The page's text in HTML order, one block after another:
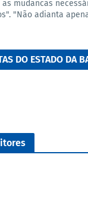
as mudancas
"Não adianta
DO ESTADO DA